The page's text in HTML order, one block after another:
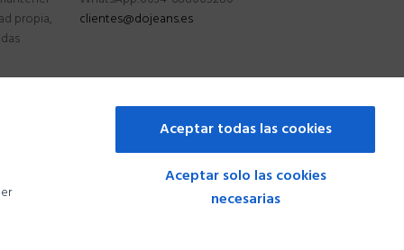
propia,
clientes@dojeans.es
Aceptar todas las cookies
Aceptar solo las cookies
necesarias